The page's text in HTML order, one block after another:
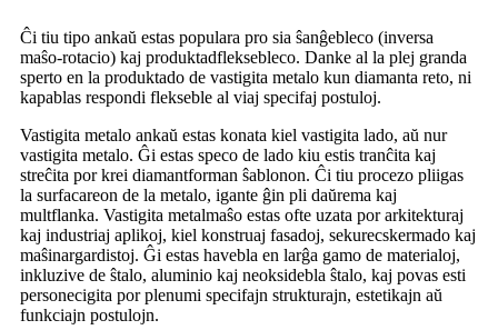
Ĉi tiu tipo ankaŭ estas populara pro sia ŝanĝebleco (inversa
maŝo-rotacio) kaj produktadfleksebleco. Danke al la plej granda
sperto en la produktado de vastigita metalo kun diamanta reto, ni
kapablas respondi flekseble al viaj specifaj postuloj.
Vastigita metalo ankaŭ estas konata kiel vastigita lado, aŭ nur
vastigita metalo. Ĝi estas speco de lado kiu estis tranĉita kaj
streĉita por krei diamantforman ŝablonon. Ĉi tiu procezo pliigas
la surfacareon de la metalo, igante ĝin pli daŭrema kaj
multflanka. Vastigita metalmaŝo estas ofte uzata por arkitekturaj
kaj industriaj aplikoj, kiel konstruaj fasadoj, sekurecskermado kaj
maŝinargardistoj. Ĝi estas havebla en larĝa gamo de materialoj,
inkluzive de ŝtalo, aluminio kaj neoksidebla ŝtalo, kaj povas esti
personecigita por plenumi specifajn strukturajn, estetikajn aŭ
funkciajn postulojn.